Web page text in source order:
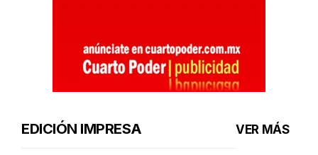
EDICIÓN IMPRESA VER MÁS